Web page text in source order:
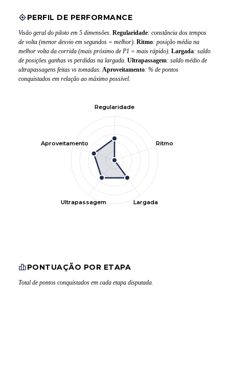
PERFIL DE PERFORMANCE
Visão geral do piloto em 5 dimensões. Regularidade: constância dos tempos
de volta (menor desvio em segundos = melhor). Ritmo: posição média na
melhor volta da corrida (mais próximo de P1 = mais rápido). Largada: saldo
de posições ganhas vs perdidas na largada. Ultrapassagem: saldo médio de
ultrapassagens feitas vs tomadas. Aproveitamento: % de pontos
conquistados em relação ao máximo possível.
Regularidade
Ritmo
Largada
Ultrapassagem
Aproveitamento
PONTUAÇÃO POR ETAPA
Total de pontos conquistados em cada etapa disputada.